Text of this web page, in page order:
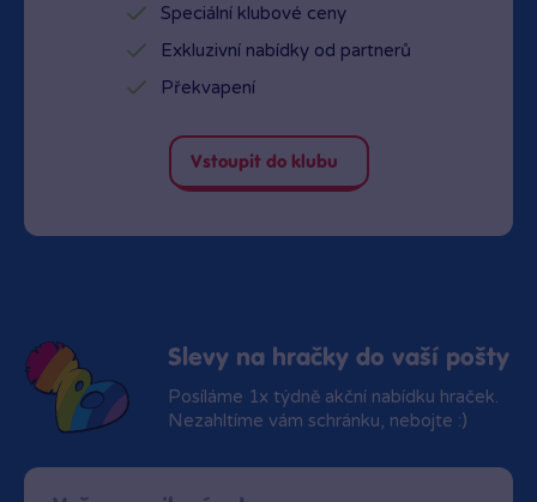
Speciální klubové ceny
Exkluzivní nabídky od partnerů
Překvapení
Vstoupit do klubu
Slevy na hračky do vaší pošty
Posíláme 1x týdně akční nabídku hraček.
Nezahltíme vám schránku, nebojte :)